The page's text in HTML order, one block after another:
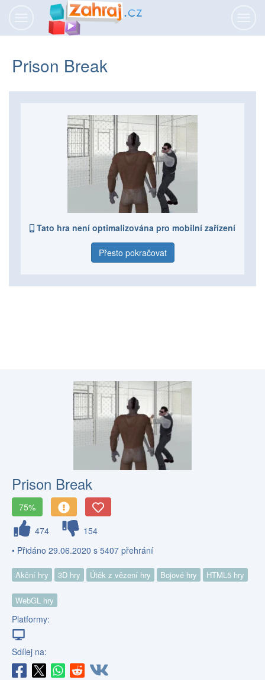
Prison Break
Tato hra není optimalizována pro mobilní zařízení
Přesto pokračovat
Prison Break
75%
474
154
• Přidáno 29.06.2020 s 5407 přehrání
Akční hry 3D hry Útěk z vězení hry Bojové hry HTML5 hry
WebGL hry
Platformy:
Sdílej na: